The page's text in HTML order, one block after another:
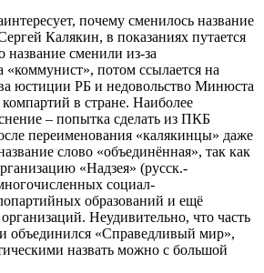
почему сменилось название
Калякин, в показаниях путается
название сменили из-за
«коммунист», потом ссылается на
юстиции РБ и недовольство Минюста
в стране. Наиболее
– попытка сделать из ПКБ
переименования «калякинцы» даже
слово «объединённая», так как
«Надзея» (русск.-
социал-
образований и ещё
Неудивительно, что часть
объединился «Справедливый мир»,
назвать можно с большой